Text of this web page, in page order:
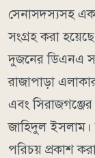
সেনাসদস্যসহ
সংগ্রহ করা
দুজনের ডিএনএ
রাজাপাড়া
এবং
জাহিদুল ইসলাম।
পরিচয় প্রকাশ